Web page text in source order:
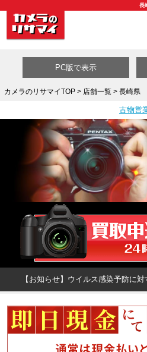
長
買取カテゴリ一覧
PC版で表示
カメラのリサマイTOP> 店舗一覧> 長崎県
古物営
【お知らせ】ウイルス感染予防に